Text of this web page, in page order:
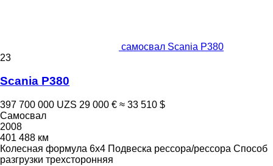
самосвал Scania P380
23
Scania P380
397 700 000 UZS 29 000 € ≈ 33 510 $
Самосвал
2008
401 488 км
Колесная формула 6x4 Подвеска рессора/рессора Способ
разгрузки трехсторонняя